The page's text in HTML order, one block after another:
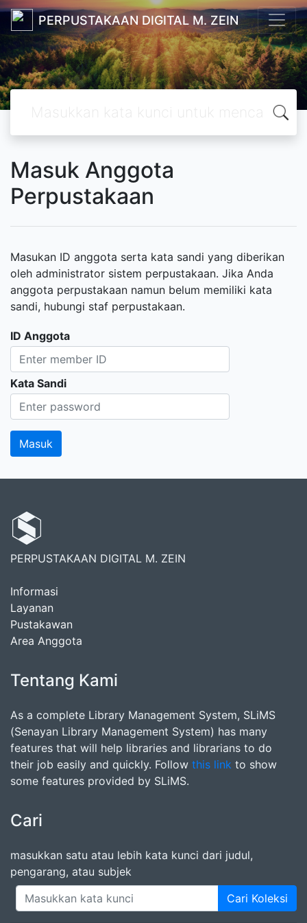
PERPUSTAKAAN DIGITAL M. ZEIN
Masuk Anggota
Perpustakaan
Masukan ID anggota serta kata sandi yang diberikan
oleh administrator sistem perpustakaan. Jika Anda
anggota perpustakaan namun belum memiliki kata
sandi, hubungi staf perpustakaan.
ID Anggota
Kata Sandi
PERPUSTAKAAN DIGITAL M. ZEIN
Informasi
Layanan
Pustakawan
Area Anggota
Tentang Kami
As a complete Library Management System, SLiMS
(Senayan Library Management System) has many
features that will help libraries and librarians to do
their job easily and quickly. Follow this link to show
some features provided by SLiMS.
Cari
masukkan satu atau lebih kata kunci dari judul,
pengarang, atau subjek
Cari Koleksi